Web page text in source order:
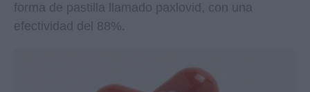
forma de pastilla llamado paxlovid, con una
efectividad del 88%.